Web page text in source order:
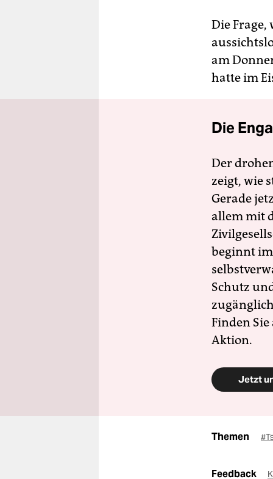
Die
am
hatte im
Die
Der
zeigt, wie
Gerade
allem mit
beginnt
Schutz
Finden
Aktion.
Jetzt
Themen
Feedback